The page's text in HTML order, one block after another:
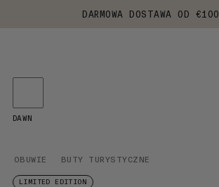
DARMOWA DOSTAWA OD €100
OBUWIE BUTY TURYSTYCZNE
LIMITED EDITION
DAWN